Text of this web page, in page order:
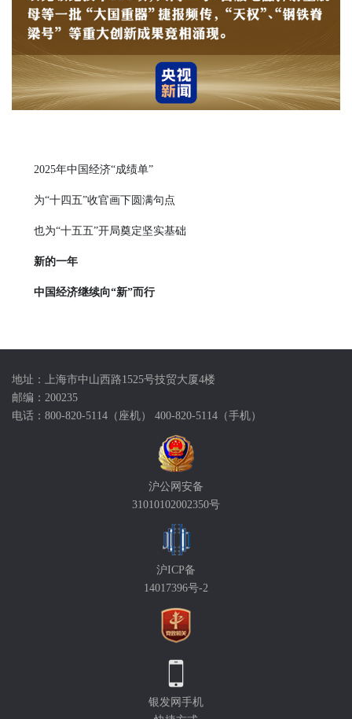
2025年中国经济“成绩单”
为“十四五”收官画下圆满句点
也为“十五五”开局奠定坚实基础
新的一年
中国经济继续向“新”而行
地址：上海市中山西路1525号技贸大厦4楼
邮编：200235
电话：800-820-5114（座机） 400-820-5114（手机）
沪公网安备
31010102002350号
沪ICP备
14017396号-2
银发网手机